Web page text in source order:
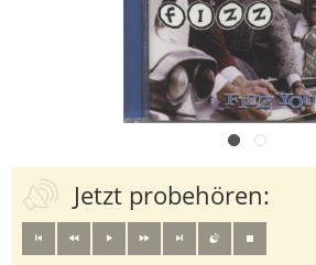
Jetzt probehören: